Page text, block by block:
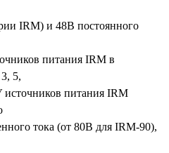
IRM) и 48В постоянного
питания IRM в
5,
источников питания IRM
тока (от 80В для IRM-90),